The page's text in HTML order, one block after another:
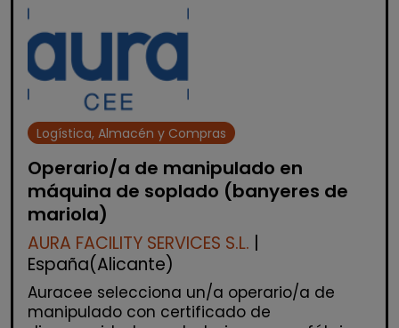
Logística, Almacén y Compras
Operario/a de manipulado en
máquina de soplado (banyeres de
mariola)
AURA FACILITY SERVICES S.L.
España(Alicante)
Auracee selecciona un/a operario/a de
manipulado con certificado de